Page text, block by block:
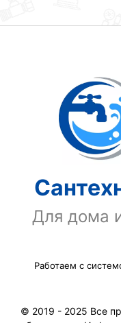
Для дома
Работаем с
© 2019 - 2025 Все